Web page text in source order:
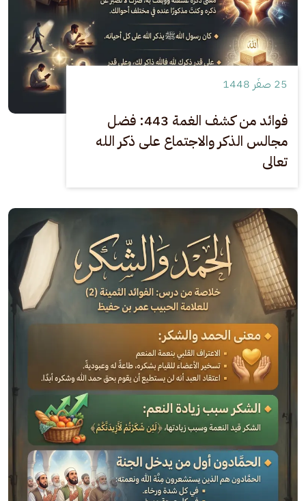
25 صفَر 1448
فوائد من كشف الغمة 443: فضل
مجالس الذكر والاجتماع على ذكر الله
تعالى
الصورة